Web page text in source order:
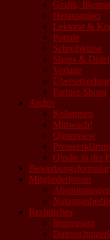
Grafik,
Herausgeber
Lektorat &
Portale
Schreibkurse
Shops &
Verlage
Partner-Shops
Archiv
Kolumnen
Mittwoch!
Qinterview
Qindie in der
Bewerbungsformular
Mitgliederforum
Rechtliches
Impressum